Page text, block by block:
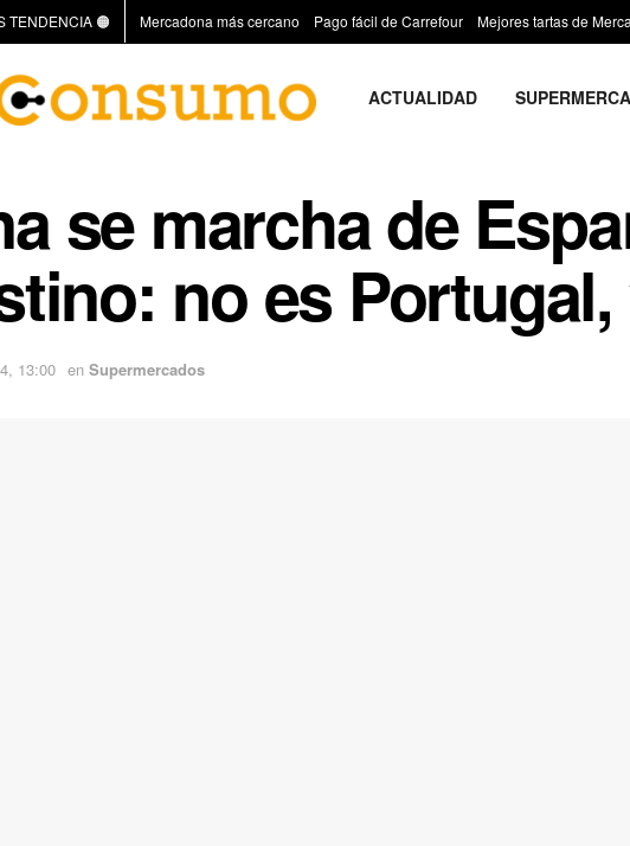
TENDENCIA 🟠 Mercadona más cercano Pago fácil de Carrefour Mejores tartas de
ACTUALIDAD
se marcha de
no es
13:00 en Supermercados